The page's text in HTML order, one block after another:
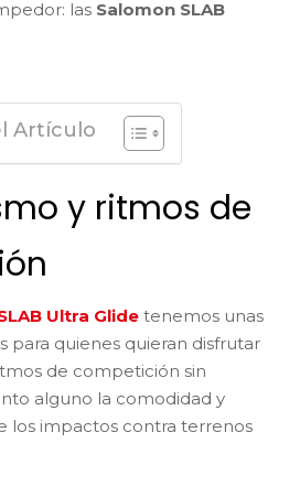
las Salomon SLAB
Artículo
y ritmos de
Ultra Glide tenemos unas
para quienes quieran disfrutar
de competición sin
alguno la comodidad y
los impactos contra terrenos